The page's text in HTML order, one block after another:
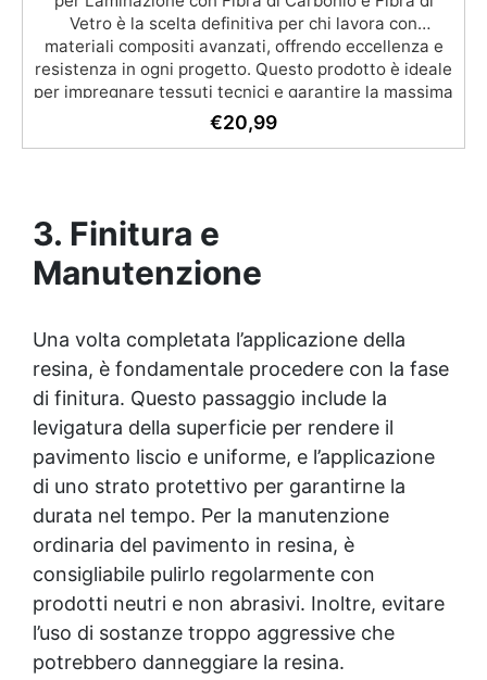
€20,99
3. Finitura e
Manutenzione
Una volta completata l’applicazione della
resina, è fondamentale procedere con la fase
di finitura. Questo passaggio include la
levigatura della superficie per rendere il
pavimento liscio e uniforme, e l’applicazione
di uno strato protettivo per garantirne la
durata nel tempo. Per la manutenzione
ordinaria del pavimento in resina, è
consigliabile pulirlo regolarmente con
prodotti neutri e non abrasivi. Inoltre, evitare
l’uso di sostanze troppo aggressive che
potrebbero danneggiare la resina.